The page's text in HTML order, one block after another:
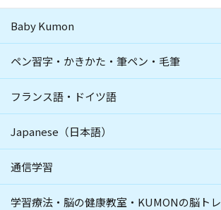
Baby Kumon
ペン習字・かきかた・筆ペン・毛筆
フランス語・ドイツ語
Japanese（日本語）
通信学習
学習療法・脳の健康教室・KUMONの脳トレ